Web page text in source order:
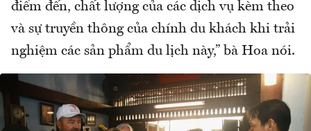
điểm đến, chất lượng của các dịch vụ kèm theo
và sự truyền thông của chính du khách khi trải
nghiệm các sản phẩm du lịch này,” bà Hoa nói.